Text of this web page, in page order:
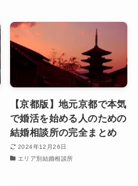
【京都版】地元京都で本気
で婚活を始める人のための
結婚相談所の完全まとめ
2024年12月26日
エリア別結婚相談所